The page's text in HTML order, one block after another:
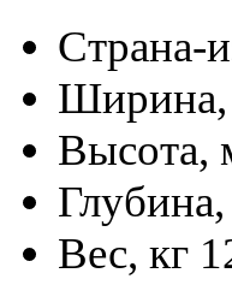
Страна-
Высота,
Вес, кг